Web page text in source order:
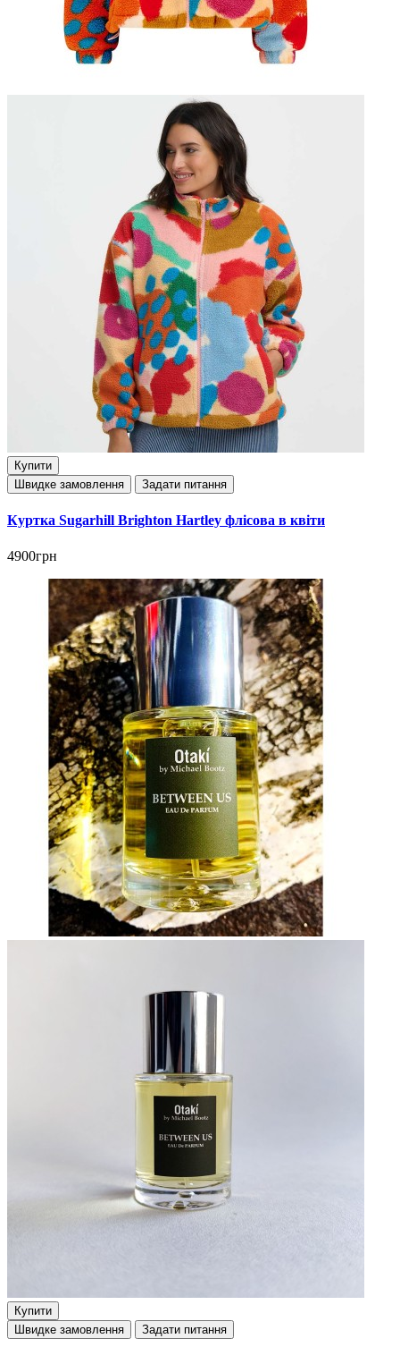
Купити
Швидке замовлення
Задати питання
Куртка Sugarhill Brighton Hartley флісова в квіти
4900грн
Купити
Швидке замовлення
Задати питання